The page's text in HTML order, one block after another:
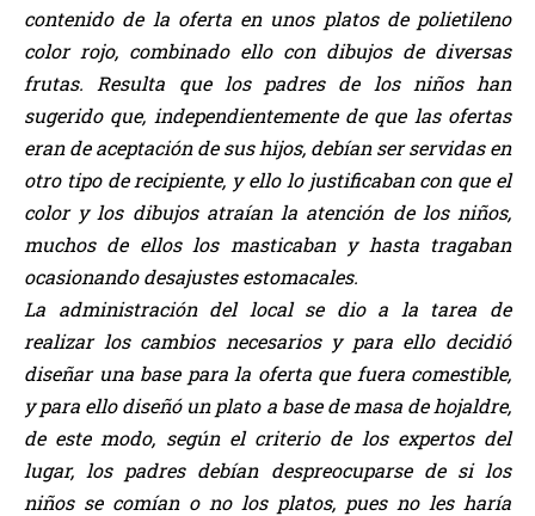
contenido de la oferta en unos platos de polietileno
color rojo, combinado ello con dibujos de diversas
frutas. Resulta que los padres de los niños han
sugerido que, independientemente de que las ofertas
eran de aceptación de sus hijos, debían ser servidas en
otro tipo de recipiente, y ello lo justificaban con que el
color y los dibujos atraían la atención de los niños,
muchos de ellos los masticaban y hasta tragaban
ocasionando desajustes estomacales.
La administración del local se dio a la tarea de
realizar los cambios necesarios y para ello decidió
diseñar una base para la oferta que fuera comestible,
y para ello diseñó un plato a base de masa de hojaldre,
de este modo, según el criterio de los expertos del
lugar, los padres debían despreocuparse de si los
niños se comían o no los platos, pues no les haría